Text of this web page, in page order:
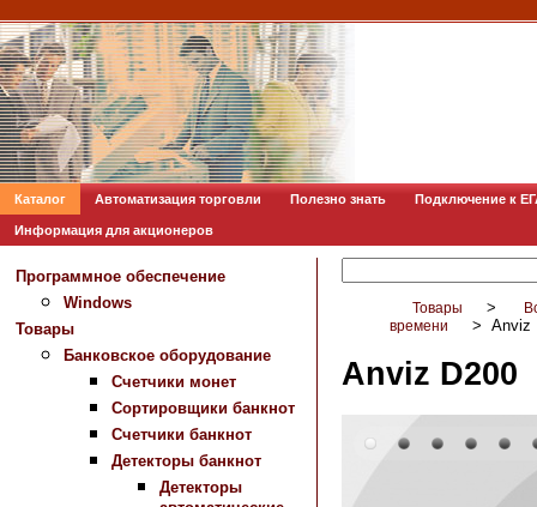
Каталог Автоматизация торговли Полезно знать Подключение к
Информация для акционеров
Программное обеспечение
Windows
Товары
Банковское оборудование
Счетчики монет
Сортировщики банкнот
Счетчики банкнот
Детекторы банкнот
Детекторы
Товары >
времени
> Anviz
Anviz D200